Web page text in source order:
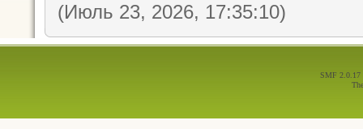
(Июль 23, 2026, 17:35:10)
SMF 2.0.17